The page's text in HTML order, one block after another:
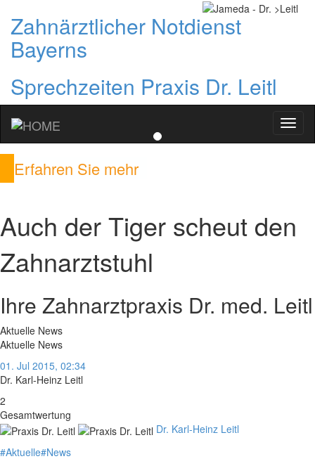
Zahnärztlicher Notdienst
Bayerns
Sprechzeiten Praxis Dr. Leitl
Ihr
Erfahren Sie mehr
Auch der Tiger scheut den
Zahnarztstuhl
Ihre Zahnarztpraxis Dr. med. Leitl
Aktuelle News
Aktuelle News
01. Jul 2015, 02:34
Dr. Karl-Heinz Leitl
2
Gesamtwertung
Dr. Karl-Heinz Leitl
#Aktuelle#News